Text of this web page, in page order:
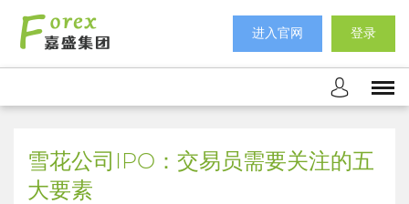
进入官网 登录
雪花公司IPO：交易员需要关注的五
大要素